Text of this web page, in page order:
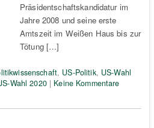
Präsidentschaftskandidatur im
Jahre 2008 und seine erste
Amtszeit im Weißen Haus bis zur
Tötung […]
, US-Politik, US-Wahl
Wahl 2020| Keine Kommentare